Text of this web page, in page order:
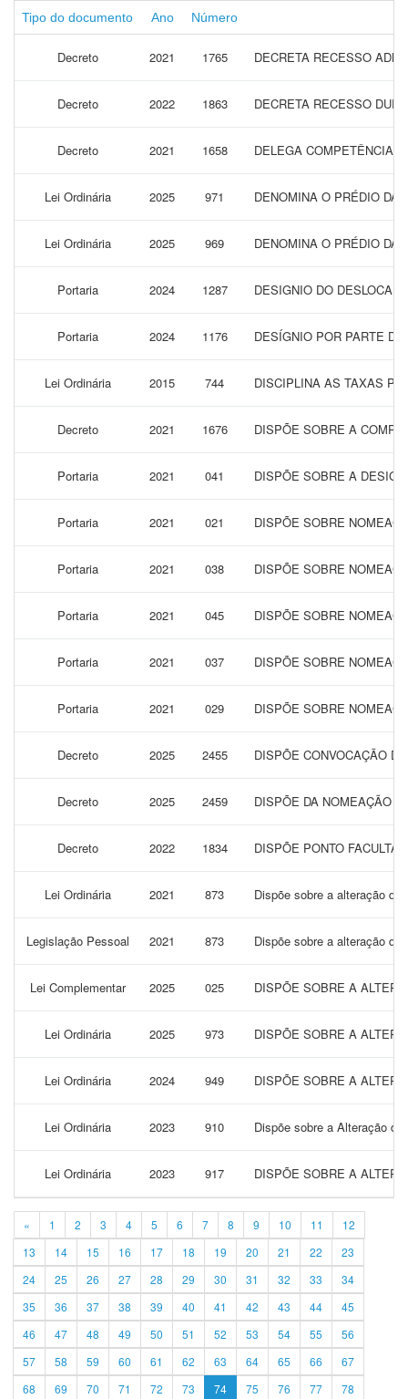
Tipo do documento Ano Número
Decreto 2021 1765 DECRETA RECESSO
Decreto 2022 1863 DECRETA RECESSO
Decreto 2021 1658 DELEGA COMPETÊNCIA
Lei Ordinária 2025 971 DENOMINA O PRÉDIO DA
Lei Ordinária 2025 969 DENOMINA O PRÉDIO DA
Portaria 2024 1287 DESIGNIO DO
Portaria 2024 1176 DESÍGNIO POR PARTE
Lei Ordinária 2015 744 DISCIPLINA AS TAXAS
Decreto 2021 1676 DISPÕE SOBRE A
Portaria 2021 041 DISPÕE SOBRE A
Portaria 2021 021 DISPÕE SOBRE
Portaria 2021 038 DISPÕE SOBRE
Portaria 2021 045 DISPÕE SOBRE
Portaria 2021 037 DISPÕE SOBRE
Portaria 2021 029 DISPÕE SOBRE
Decreto 2025 2455 DISPÕE CONVOCAÇÃO
Decreto 2025 2459 DISPÕE DA NOMEAÇÃO
Decreto 2022 1834 DISPÕE PONTO
Lei Ordinária 2021 873 Dispõe sobre a alteração
Legislação Pessoal 2021 873 Dispõe sobre a alteração
Lei Complementar 2025 025 DISPÕE SOBRE A
Lei Ordinária 2025 973 DISPÕE SOBRE A
Lei Ordinária 2024 949 DISPÕE SOBRE A
Lei Ordinária 2023 910 Dispõe sobre a Alteração
Lei Ordinária 2023 917 DISPÕE SOBRE A
« 1 2 3 4 5 6 7 8 9 10 11
12
13
14 15 16 17 18 19 20 21 22
23
24
25 26 27 28 29 30 31 32 33
34
35
36 37 38 39 40 41 42 43 44
45
46
47 48 49 50 51 52 53 54 55
56
57
58 59 60 61 62 63 64 65 66
67
68
69 70 71 72 73 74 75 76 77 78